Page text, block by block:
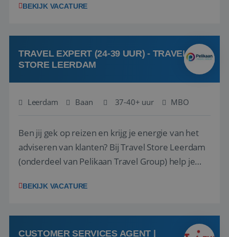
(onderdeel van Pelikaan Travel Group) zoeken
team het reisbureau verder...
BEKIJK VACATURE
TRAVEL EXPERT (24-39 UUR) - TRAVEL
STORE LEERDAM
Leerdam Baan 37-40+ uur MBO
Ben jij gek op reizen en krijg je energie van het
adviseren van klanten? Bij Travel Store Leerdam
(onderdeel van Pelikaan Travel Group) help je
vinden. Samen maken we van elke reis een
hebt in de reisbranche of j...
BEKIJK VACATURE
CUSTOMER SERVICES AGENT |